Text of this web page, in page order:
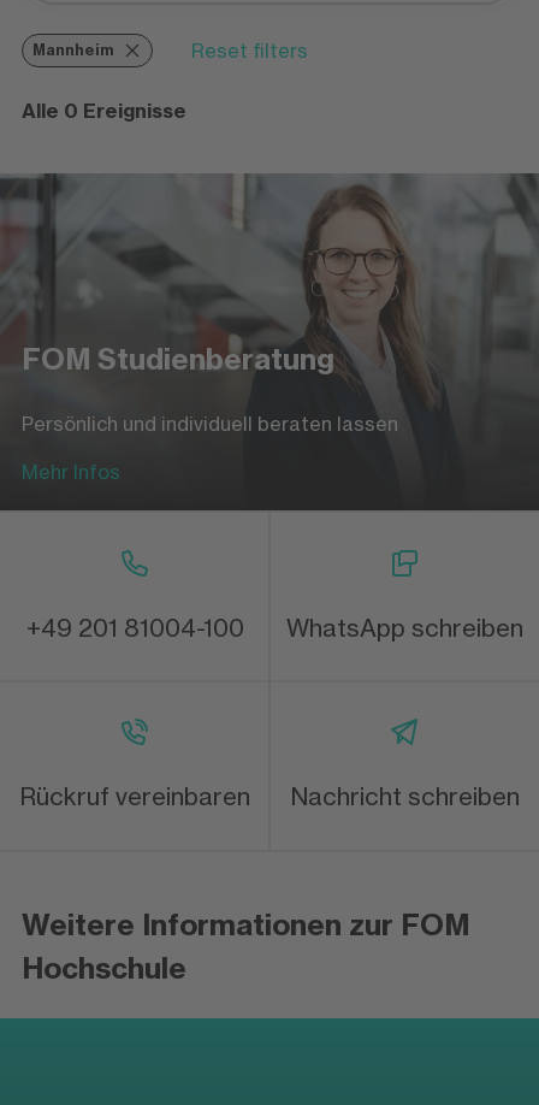
Mannheim Reset filters
Alle 0 Ereignisse
FOM Studienberatung
Persönlich und individuell beraten lassen
Mehr Infos
+49 201 81004-100 WhatsApp schreiben
Rückruf vereinbaren Nachricht schreiben
Weitere Informationen zur FOM
Hochschule